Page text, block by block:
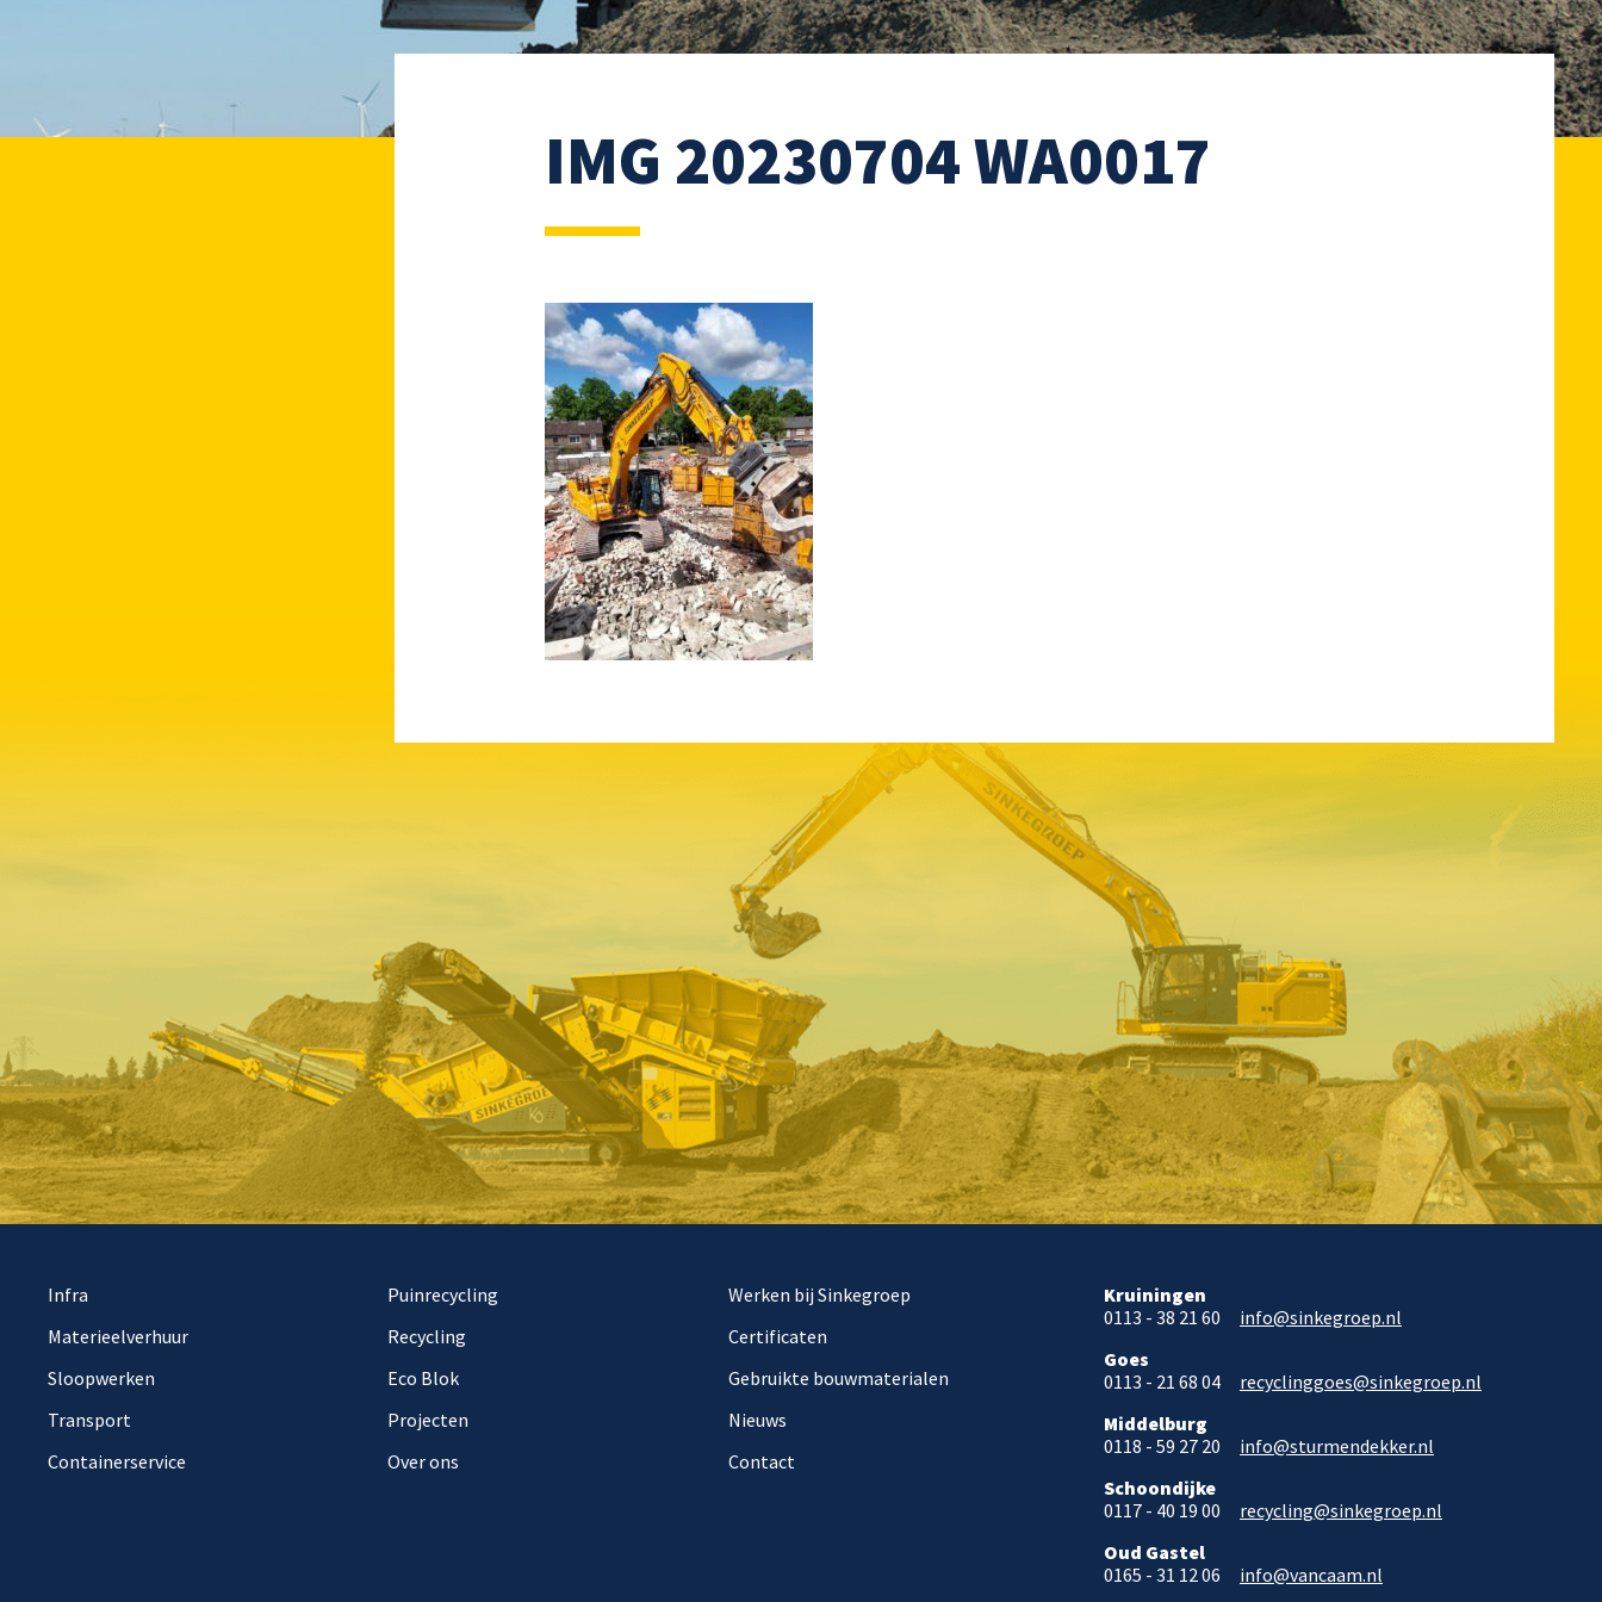
IMG 20230704 WA0017
Infra
Materieelverhuur
Sloopwerken
Transport
Containerservice
Puinrecycling
Recycling
Eco Blok
Projecten
Over ons
Werken bij Sinkegroep
Certificaten
Gebruikte bouwmaterialen
Nieuws
Contact
Kruiningen
0113 - 38 21 60
info@sinkegroep.nl
Goes
0113 - 21 68 04
recyclinggoes@sinkegroep.nl
Middelburg
0118 - 59 27 20
info@sturmendekker.nl
Schoondijke
0117 - 40 19 00
recycling@sinkegroep.nl
Oud Gastel
0165 - 31 12 06
info@vancaam.nl